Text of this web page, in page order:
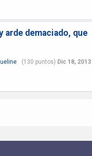
arde demaciado, que
(130 puntos) Dic 18, 2013